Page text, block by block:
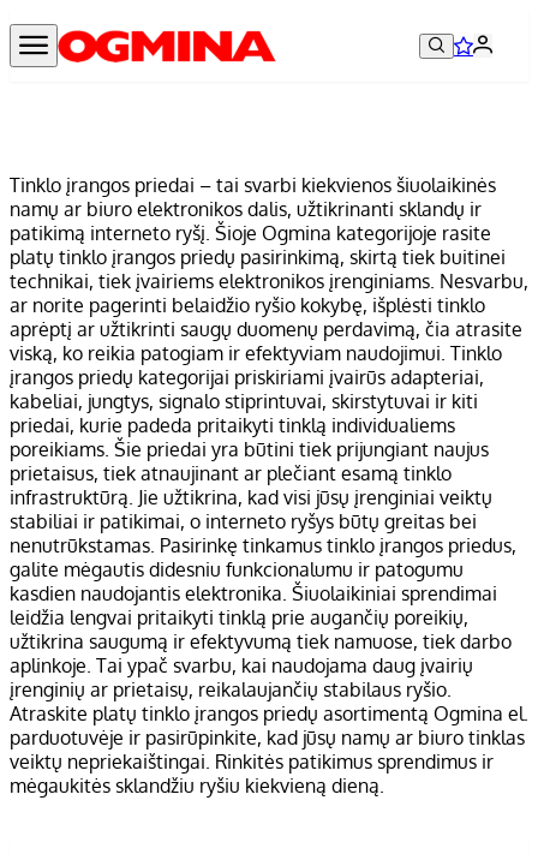
Tinklo įrangos priedai – tai svarbi kiekvienos šiuolaikinės
namų ar biuro elektronikos dalis, užtikrinanti sklandų ir
patikimą interneto ryšį. Šioje Ogmina kategorijoje rasite
platų tinklo įrangos priedų pasirinkimą, skirtą tiek buitinei
technikai, tiek įvairiems elektronikos įrenginiams. Nesvarbu,
ar norite pagerinti belaidžio ryšio kokybę, išplėsti tinklo
aprėptį ar užtikrinti saugų duomenų perdavimą, čia atrasite
viską, ko reikia patogiam ir efektyviam naudojimui. Tinklo
įrangos priedų kategorijai priskiriami įvairūs adapteriai,
kabeliai, jungtys, signalo stiprintuvai, skirstytuvai ir kiti
priedai, kurie padeda pritaikyti tinklą individualiems
poreikiams. Šie priedai yra būtini tiek prijungiant naujus
prietaisus, tiek atnaujinant ar plečiant esamą tinklo
infrastruktūrą. Jie užtikrina, kad visi jūsų įrenginiai veiktų
stabiliai ir patikimai, o interneto ryšys būtų greitas bei
nenutrūkstamas. Pasirinkę tinkamus tinklo įrangos priedus,
galite mėgautis didesniu funkcionalumu ir patogumu
kasdien naudojantis elektronika. Šiuolaikiniai sprendimai
leidžia lengvai pritaikyti tinklą prie augančių poreikių,
užtikrina saugumą ir efektyvumą tiek namuose, tiek darbo
aplinkoje. Tai ypač svarbu, kai naudojama daug įvairių
įrenginių ar prietaisų, reikalaujančių stabilaus ryšio.
Atraskite platų tinklo įrangos priedų asortimentą Ogmina el.
parduotuvėje ir pasirūpinkite, kad jūsų namų ar biuro tinklas
veiktų nepriekaištingai. Rinkitės patikimus sprendimus ir
mėgaukitės sklandžiu ryšiu kiekvieną dieną.